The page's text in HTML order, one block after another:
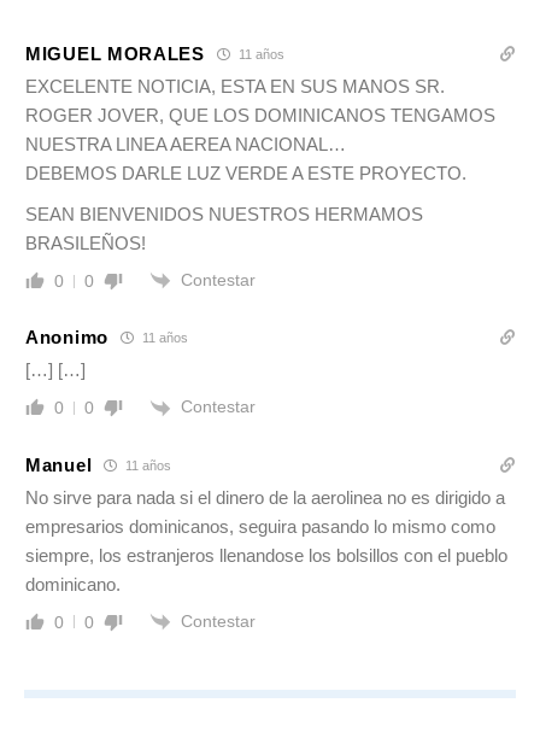
MIGUEL MORALES 11 años
EXCELENTE NOTICIA, ESTA EN SUS MANOS SR.
ROGER JOVER, QUE LOS DOMINICANOS TENGAMOS
NUESTRA LINEA AEREA NACIONAL…
DEBEMOS DARLE LUZ VERDE A ESTE PROYECTO.
SEAN BIENVENIDOS NUESTROS HERMAMOS
BRASILEÑOS!
0 0 Contestar
Anonimo 11 años
[…] […]
0 0 Contestar
Manuel 11 años
No sirve para nada si el dinero de la aerolinea no es dirigido a
empresarios dominicanos, seguira pasando lo mismo como
siempre, los estranjeros llenandose los bolsillos con el pueblo
dominicano.
0 0 Contestar